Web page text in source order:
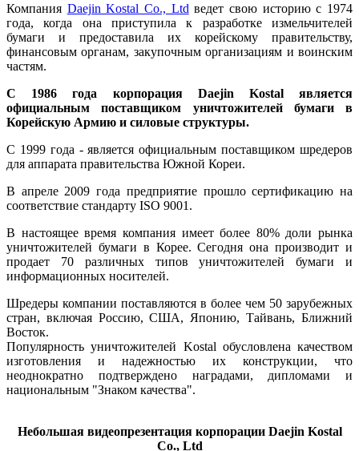
Компания Daejin Kostal Co., Ltd ведет свою историю с 1974
года, когда она приступила к разработке измельчителей
бумаги и предоставила их корейскому правительству,
финансовым органам, закупочным организациям и воинским
частям.
С 1986 года корпорация Daejin Kostal является
официальным поставщиком уничтожителей бумаги в
Корейскую Армию и силовые структуры.
С 1999 года - является официальным поставщиком шредеров
для аппарата правительства Южной Кореи.
В апреле 2009 года предприятие прошло сертификацию на
соответствие стандарту ISO 9001.
В настоящее время компания имеет более 80% доли рынка
уничтожителей бумаги в Корее. Сегодня она производит и
продает 70 различных типов уничтожителей бумаги и
информационных носителей.
Шредеры компании поставляются в более чем 50 зарубежных
стран, включая Россию, США, Японию, Тайвань, Ближний
Восток.
Популярность уничтожителей Kostal обусловлена качеством
изготовления и надежностью их конструкции, что
неоднократно подтверждено наградами, дипломами и
национальным "Знаком качества".
Небольшая видеопрезентация корпорации Daejin Kostal
Co., Ltd